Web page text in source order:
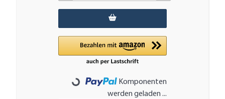
Loading...
Komponenten
werden geladen ...